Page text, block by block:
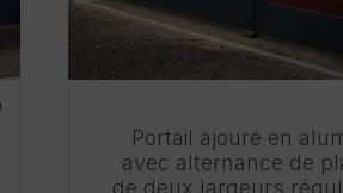
Portail ajouré en
avec alternance de
de deux largeurs